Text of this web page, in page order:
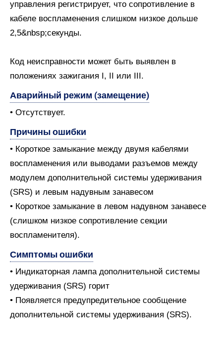
управления регистрирует, что сопротивление в
кабеле воспламенения слишком низкое дольше
2,5&nbsp;секунды.
Код неисправности может быть выявлен в
положениях зажигания I, II или III.
Аварийный режим (замещение)
• Отсутствует.
Причины ошибки
• Короткое замыкание между двумя кабелями
воспламенения или выводами разъемов между
модулем дополнительной системы удерживания
(SRS) и левым надувным занавесом
• Короткое замыкание в левом надувном занавесе
(слишком низкое сопротивление секции
воспламенителя).
Симптомы ошибки
• Индикаторная лампа дополнительной системы
удерживания (SRS) горит
• Появляется предупредительное сообщение
дополнительной системы удерживания (SRS).